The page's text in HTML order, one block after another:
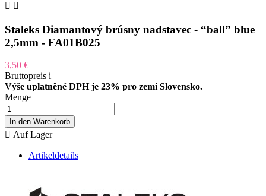
 
Staleks Diamantový brúsny nadstavec - “ball” blue
2,5mm - FA01B025
3,50 €
Bruttopreis i
Výše uplatněné DPH je 23% pro zemi Slovensko.
Menge
In den Warenkorb
 Auf Lager
Artikeldetails